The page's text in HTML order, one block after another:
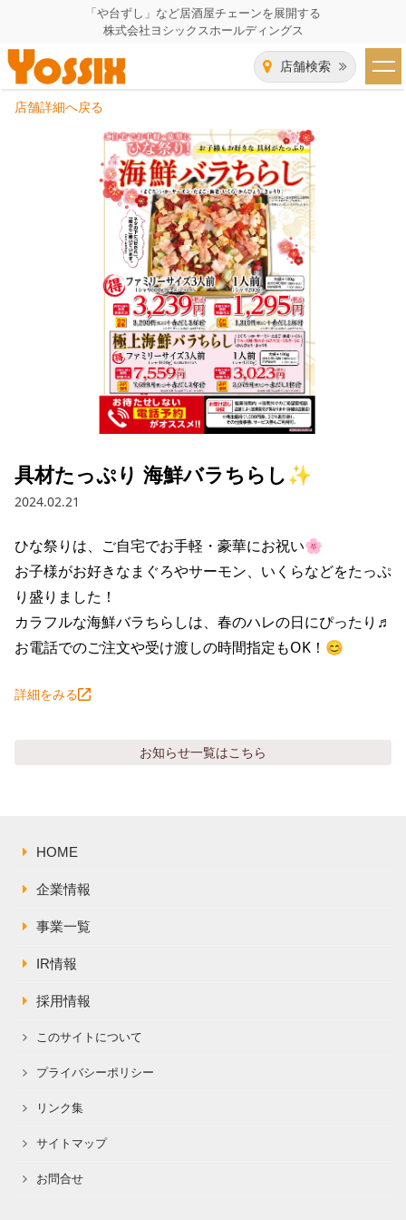
「や台ずし」など居酒屋チェーンを展開する
株式会社ヨシックスホールディングス
店舗検索
HOME
企業情報
企業情報トップ
代表者あいさつ
グループ会社
会社概要
所在地
飲食事業紹介
飲食事業紹介トップ
や台ずし
ニパチ
これや
焼とりてっぱん
玉鋼
せんと
や台や
海老どて食堂
IR（株主・投資家）情報
IR情報トップ
会長メッセージ
コーポレートガバナンス
業績推移
財政状況
株式情報
IRライブラリ
IRライブラリトップ
有価証券報告書等法定開示資料
その他IR資料
適時開示資料
IRカレンダー
株価情報
採用情報トップ
パート・アルバイト
店舗物件・店舗施工管理業者の募集
お問い合わせ
IRお問い合わせ
ご意見・アンケート（ご来店の方）
プライバシーポリシー
リンク集
店舗詳細へ戻る
具材たっぷり 海鮮バラちらし✨
2024.02.21
ひな祭りは、ご自宅でお手軽・豪華にお祝い🌸
お子様がお好きなまぐろやサーモン、いくらなどをたっぷ
り盛りました！
カラフルな海鮮バラちらしは、春のハレの日にぴったり♬
お電話でのご注文や受け渡しの時間指定もOK！😊
詳細をみる
お知らせ一覧はこちら
HOME
企業情報
事業一覧
IR情報
採用情報
このサイトについて
プライバシーポリシー
リンク集
サイトマップ
お問合せ